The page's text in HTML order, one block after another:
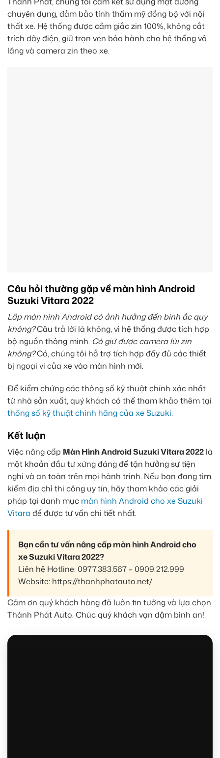
chuyên dụng, đảm bảo tính thẩm mỹ đồng bộ với nội
thất xe. Hệ thống được cắm giắc zin 100%, không cắt
trích dây điện, giữ trọn vẹn bảo hành cho hệ thống vô
lăng và camera zin theo xe.
Câu hỏi thường gặp về màn hình Android
Suzuki Vitara 2022
Lắp màn hình Android có ảnh hưởng đến bình ắc quy
không?Câu trả lời là không, vì hệ thống được tích hợp
bộ nguồn thông minh. Có giữ được camera lùi zin
không?Có, chúng tôi hỗ trợ tích hợp đầy đủ các thiết
bị ngoại vi của xe vào màn hình mới.
Để kiểm chứng các thông số kỹ thuật chính xác nhất
từ nhà sản xuất, quý khách có thể tham khảo thêm tại
thông số kỹ thuật chính hãng của xe Suzuki.
Kết luận
Việc nâng cấp Màn Hình Android Suzuki Vitara 2022 là
một khoản đầu tư xứng đáng để tận hưởng sự tiện
nghi và an toàn trên mọi hành trình. Nếu bạn đang tìm
kiếm địa chỉ thi công uy tín, hãy tham khảo các giải
pháp tại danh mục màn hình Android cho xe Suzuki
Vitara để được tư vấn chi tiết nhất.
Bạn cần tư vấn nâng cấp màn hình Android cho
xe Suzuki Vitara 2022?
Liên hệ Hotline: 0977.383.567 – 0909.212.999
Website: https://thanhphatauto.net/
Cảm ơn quý khách hàng đã luôn tin tưởng và lựa chọn
Thành Phát Auto. Chúc quý khách vạn dặm bình an!